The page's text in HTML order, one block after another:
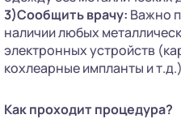
3)Сообщить врачу: Важно
наличии любых
электронных устройств
кохлеарные импланты и
Как проходит процедура?